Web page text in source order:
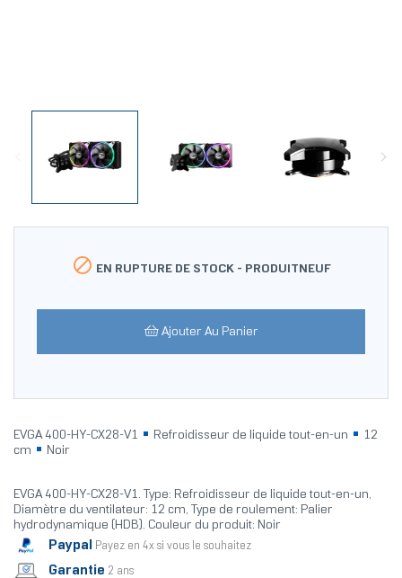
 EN RUPTURE DE STOCK - PRODUITNEUF
Ajouter Au Panier
EVGA 400-HY-CX28-V1 Refroidisseur de liquide tout-en-un
12
cm
Noir
EVGA 400-HY-CX28-V1. Type: Refroidisseur de liquide tout-en-un,
Diamètre du ventilateur: 12 cm, Type de roulement: Palier
hydrodynamique (HDB). Couleur du produit: Noir
Paypal Payez en 4x si vous le souhaitez
Garantie 2 ans